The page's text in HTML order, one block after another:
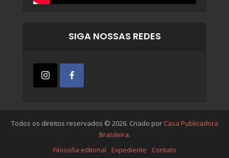
SIGA NOSSAS REDES
Todos os direitos reservados © 2026. Criado por Casa Publicadora
Brasileira.
Filosofia editorial
Expediente Contato